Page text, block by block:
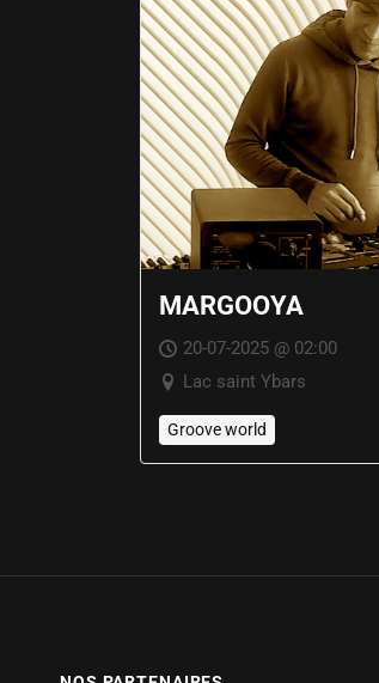
MARGOOYA
20-07-2025 @ 02:00
Lac saint Ybars
Groove world